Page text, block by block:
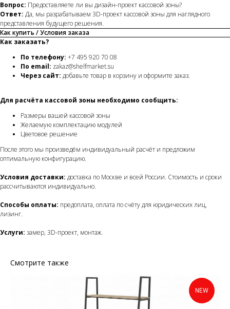
Вопрос: Предоставляете ли вы дизайн-проект кассовой зоны?
Ответ: Да, мы разрабатываем 3D-проект кассовой зоны для наглядного
представления будущего решения.
Как купить / Условия заказа
Как заказать?
По телефону: +7 495 920 70 08
По email: zakaz@shelfmarket.su
Через сайт: добавьте товар в корзину и оформите заказ.
Для расчёта кассовой зоны необходимо сообщить:
Размеры вашей кассовой зоны
Желаемую комплектацию модулей
Цветовое решение
После этого мы произведём индивидуальный расчёт и предложим
оптимальную конфигурацию.
Условия доставки: доставка по Москве и всей России. Стоимость и сроки
рассчитываются индивидуально.
Способы оплаты: предоплата, оплата по счёту для юридических лиц,
лизинг.
Услуги: замер, 3D-проект, монтаж.
Смотрите также
NEW